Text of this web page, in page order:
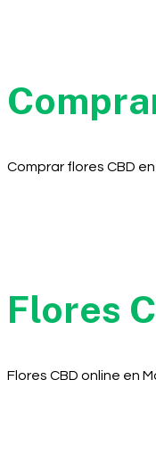
Comprar flores CBD
Flores
Flores CBD online en